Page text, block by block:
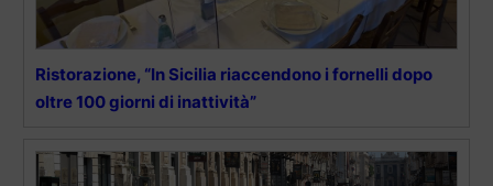
Ristorazione, “In Sicilia riaccendono i fornelli dopo
oltre 100 giorni di inattività”